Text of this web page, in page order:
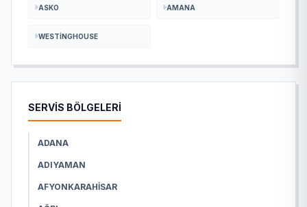
ASKO AMANA
WESTINGHOUSE
SERVİS BÖLGELERİ
ADANA
ADIYAMAN
AFYONKARAHISAR